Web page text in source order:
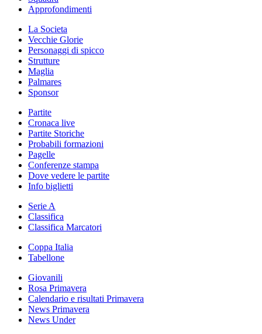
Approfondimenti
La Societa
Vecchie Glorie
Personaggi di spicco
Strutture
Maglia
Palmares
Sponsor
Partite
Cronaca live
Partite Storiche
Probabili formazioni
Pagelle
Conferenze stampa
Dove vedere le partite
Info biglietti
Serie A
Classifica
Classifica Marcatori
Coppa Italia
Tabellone
Giovanili
Rosa Primavera
Calendario e risultati Primavera
News Primavera
News Under